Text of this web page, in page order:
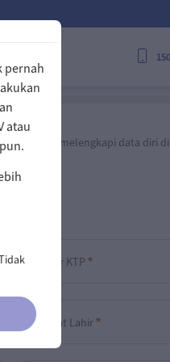
untuk melengkapi data diri
Nomor KTP
Tempat Lahir
pernah
atau